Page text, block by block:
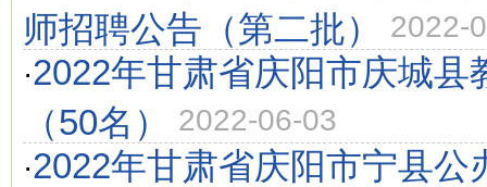
师招聘公告（第二批）
2022-
·2022年甘肃省庆阳市庆城县
（50名）
2022-06-03
·2022年甘肃省庆阳市宁县公